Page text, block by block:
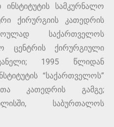
ინსტიტუტის სამკურნალო
ქირურგიის კათედრის
საქართველოს
ცენტრის ქირურგიული
1995 წლიდან
“საქართველოს”
კათედრის გამგე;
საბურთალოს